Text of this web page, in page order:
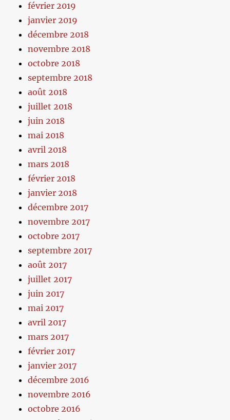
février 2019
janvier 2019
décembre 2018
novembre 2018
octobre 2018
septembre 2018
août 2018
juillet 2018
juin 2018
mai 2018
avril 2018
mars 2018
février 2018
janvier 2018
décembre 2017
novembre 2017
octobre 2017
septembre 2017
août 2017
juillet 2017
juin 2017
mai 2017
avril 2017
mars 2017
février 2017
janvier 2017
décembre 2016
novembre 2016
octobre 2016